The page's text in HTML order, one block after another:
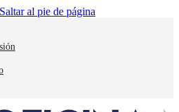
Saltar al pie de página